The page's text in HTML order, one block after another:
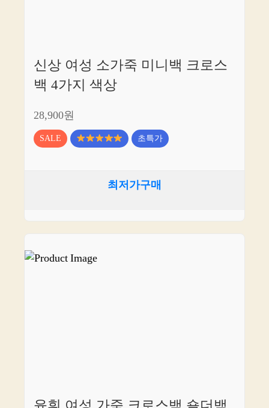
신상 여성 소가죽 미니백 크로스
백 4가지 색상
28,900원
SALE 초특가
최저가구매